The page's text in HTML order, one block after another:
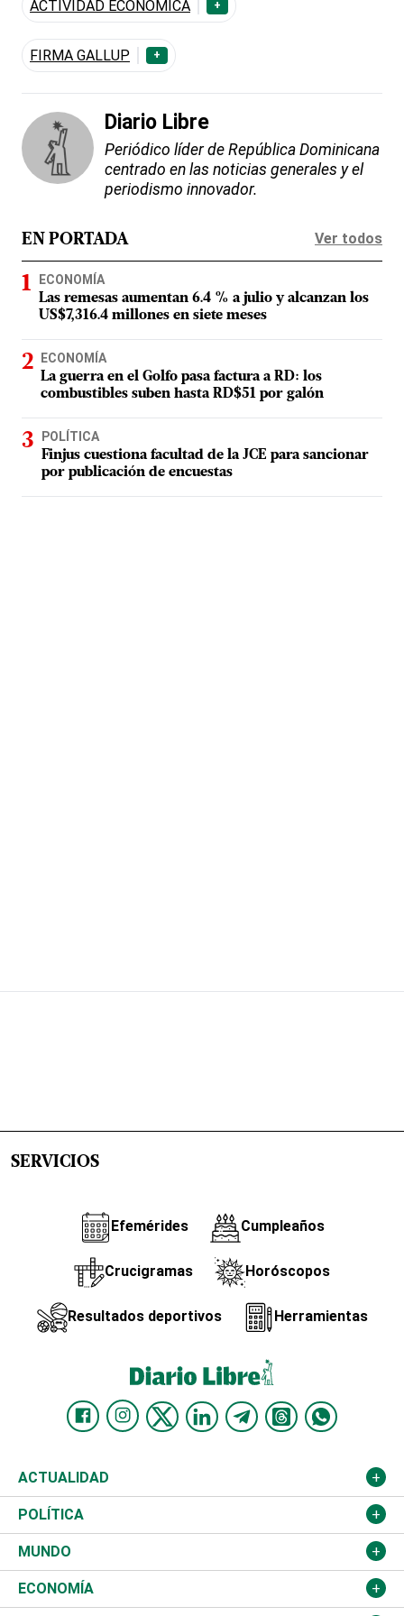
ACTIVIDAD ECONÓMICA +
FIRMA GALLUP +
Diario Libre
Periódico líder de República Dominicana
centrado en las noticias generales y el
periodismo innovador.
EN PORTADA Ver todos
ECONOMÍA
Las remesas aumentan 6.4 % a julio y alcanzan los
US$7,316.4 millones en siete meses
ECONOMÍA
La guerra en el Golfo pasa factura a RD: los
combustibles suben hasta RD$51 por galón
POLÍTICA
Finjus cuestiona facultad de la JCE para sancionar
por publicación de encuestas
SERVICIOS
Efemérides Cumpleaños
Crucigramas Horóscopos
Resultados deportivos Herramientas
ACTUALIDAD
Nacional
Ciudad
Educación
POLÍTICA
Partidos
JCE
MUNDO
Estados Unidos
ECONOMÍA